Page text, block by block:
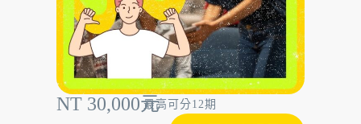
NT 30,000元最高可分12期